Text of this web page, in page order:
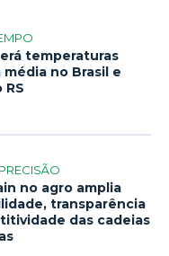
temperaturas
média no Brasil e
RS
no agro amplia
transparência
das cadeias